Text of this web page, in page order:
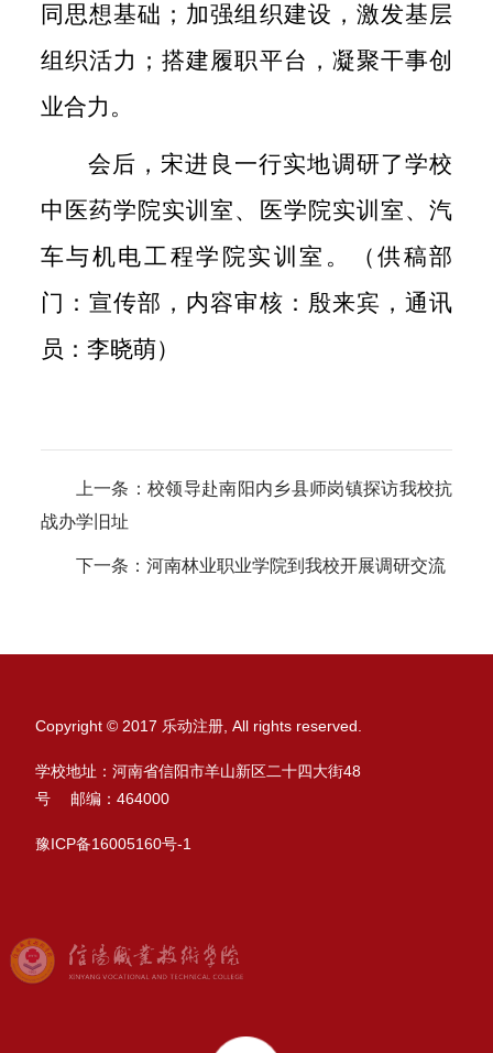
同思想基础；加强组织建设，激发基层
组织活力；搭建履职平台，凝聚干事创
业合力。
会后，宋进良一行实地调研了学校
中医药学院实训室、医学院实训室、汽
车与机电工程学院实训室。（供稿部
门：宣传部，内容审核：殷来宾，通讯
员：李晓萌）
上一条：校领导赴南阳内乡县师岗镇探访我校抗
战办学旧址
下一条： 河南林业职业学院到我校开展调研交流
Copyright © 2017 乐动注册, All rights reserved.
学校地址：河南省信阳市羊山新区二十四大街48
号 邮编：464000
豫ICP备16005160号-1